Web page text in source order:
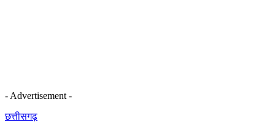
- Advertisement -
छत्तीसगढ़